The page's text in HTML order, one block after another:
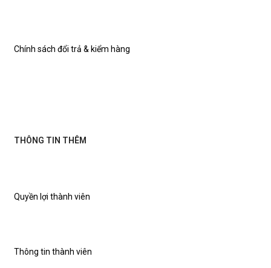
THÔNG TIN THÊM
Quyền lợi thành viên
Thông tin thành viên
Chính sách đổi trả & kiểm hàng